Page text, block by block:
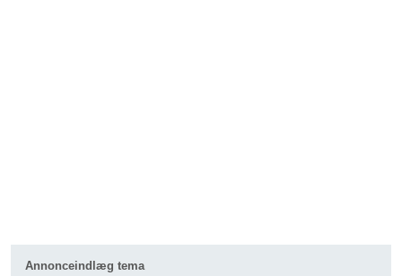
Annonceindlæg tema